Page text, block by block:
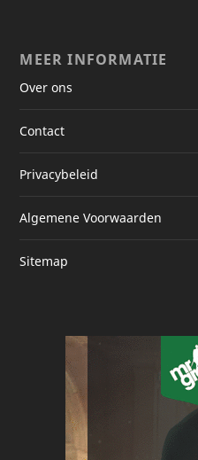
MEER INFORMATIE
Over ons
Contact
Privacybeleid
Algemene Voorwaarden
Sitemap